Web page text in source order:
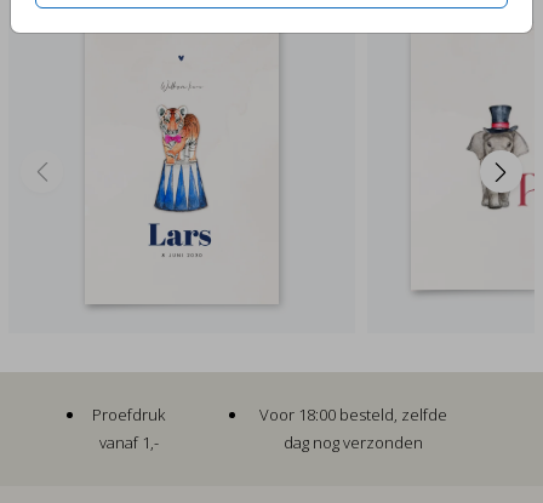
Proefdruk
vanaf 1,-
Voor 18:00 besteld, zelfde
dag nog verzonden